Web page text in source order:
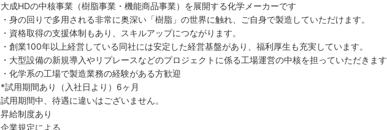
大成HDの中核事業（樹脂事業・機能商品事業）を展開する化学メーカーです
・身の回りで多用される非常に奥深い「樹脂」の世界に触れ、ご自身で製造していただけます。
・資格取得の支援体制もあり、スキルアップにつながります。
・創業100年以上経営している同社には安定した経営基盤があり、福利厚生も充実しています。
・大型設備の新規導入やリプレースなどのプロジェクトに係る工場運営の中核を担っていただきます
・化学系の工場で製造業務の経験がある方歓迎
*試用期間あり（入社日より）6ヶ月
試用期間中、待遇に違いはございません。
昇給制度あり
企業規定による